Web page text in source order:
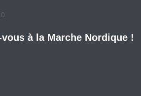
à la Marche Nordique !